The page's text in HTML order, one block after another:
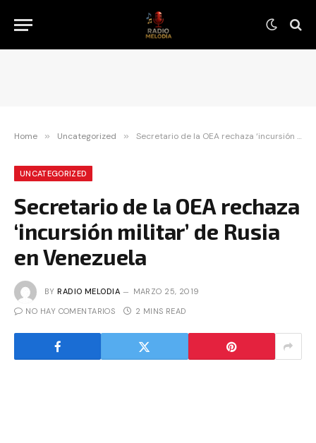
Home » Uncategorized » Secretario de la OEA rechaza ‘incursión militar’ de Rusia en Venezuela
UNCATEGORIZED
Secretario de la OEA rechaza
‘incursión militar’ de Rusia
en Venezuela
BY RADIO MELODIA MARZO 25, 2019
NO HAY COMENTARIOS 2 MINS READ